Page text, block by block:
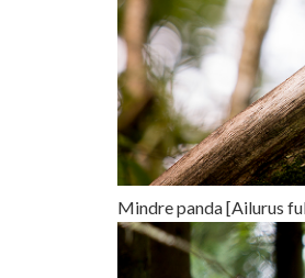
Mindre panda [Ailurus